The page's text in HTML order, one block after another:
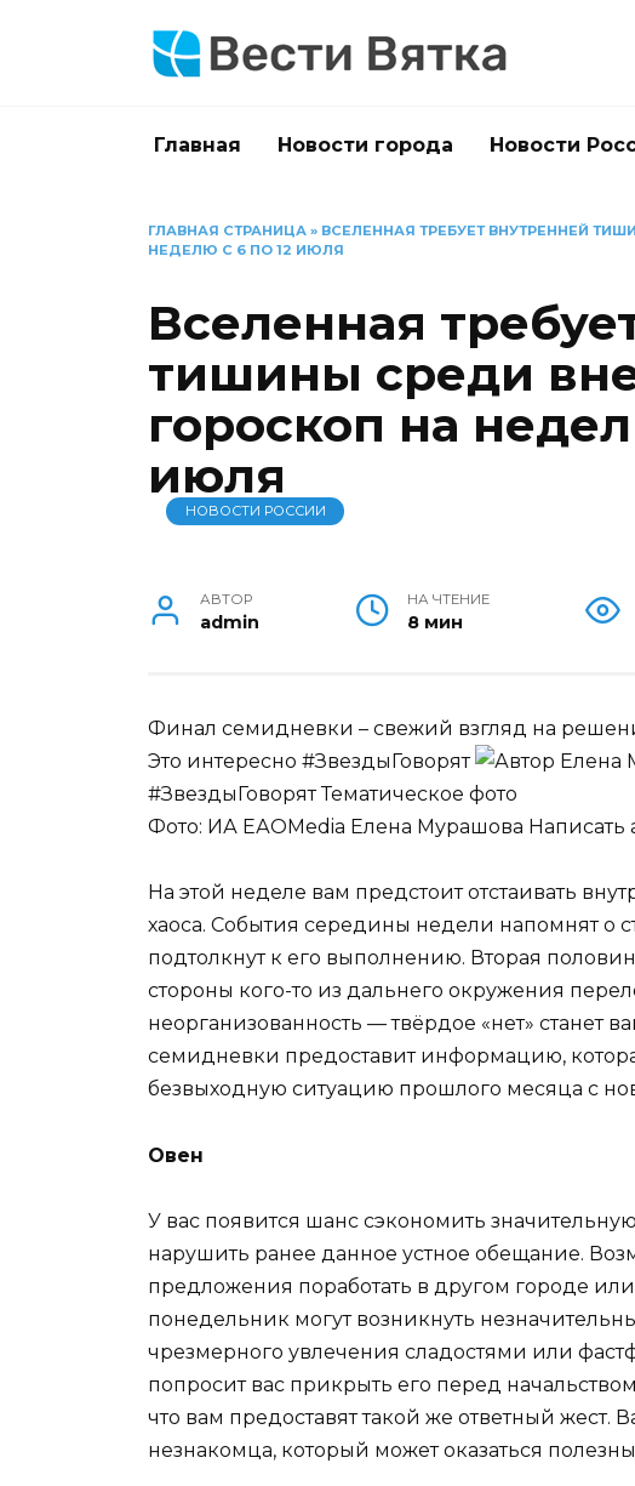
Главная Новости города Новости
ГЛАВНАЯ СТРАНИЦА » ВСЕЛЕННАЯ ТРЕБУЕТ ВНУТРЕННЕЙ
НЕДЕЛЮ С 6 ПО 12 ИЮЛЯ
Вселенная
тишины среди
гороскоп на
июля
НОВОСТИ РОССИИ
АВТОР
admin
НА ЧТЕНИЕ
8 мин
Финал семидневки – свежий взгляд на
Это интересно #ЗвездыГоворят
Елена
#ЗвездыГоворят Тематическое фото
Фото: ИА ЕАОMedia Елена Мурашова Написать
На этой неделе вам предстоит отстаивать
хаоса. События середины недели напомнят о
подтолкнут к его выполнению. Вторая
стороны кого-то из дальнего окружения
неорганизованность — твёрдое «нет» станет
семидневки предоставит информацию,
безвыходную ситуацию прошлого месяца с
Овен
У вас появится шанс сэкономить
нарушить ранее данное устное обещание.
предложения поработать в другом городе
понедельник могут возникнуть
чрезмерного увлечения сладостями или
попросит вас прикрыть его перед
что вам предоставят такой же ответный
незнакомца, который может оказаться